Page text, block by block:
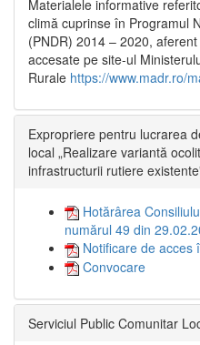
Materialele informative
climă cuprinse în Programul
(PNDR) 2014 – 2020,
accesate pe site-ul
Rurale https://www.madr.ro/
Expropriere pentru lucrarea
local „Realizare variantă
infrastructurii rutiere
Hotărârea
numărul 49 din
Notificare de acces
Convocare
Serviciul Public Comunitar